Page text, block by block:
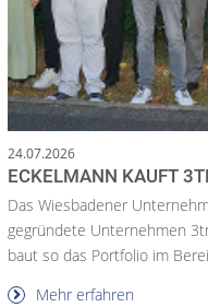
24.07.2026
ECKELMANN KAUFT
Das Wiesbadener
gegründete Unternehmen
baut so das Portfolio im
Mehr erfahren